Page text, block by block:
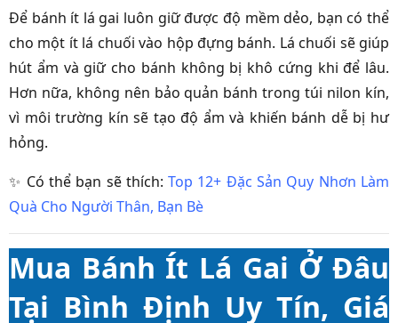
Để bánh ít lá gai luôn giữ được độ mềm dẻo, bạn có thể
cho một ít lá chuối vào hộp đựng bánh. Lá chuối sẽ giúp
hút ẩm và giữ cho bánh không bị khô cứng khi để lâu.
Hơn nữa, không nên bảo quản bánh trong túi nilon kín,
vì môi trường kín sẽ tạo độ ẩm và khiến bánh dễ bị hư
hỏng.
✨ Có thể bạn sẽ thích:Top 12+ Đặc Sản Quy Nhơn Làm
Quà Cho Người Thân, Bạn Bè
Mua Bánh Ít Lá Gai Ở Đâu
Tại Bình Định Uy Tín, Giá